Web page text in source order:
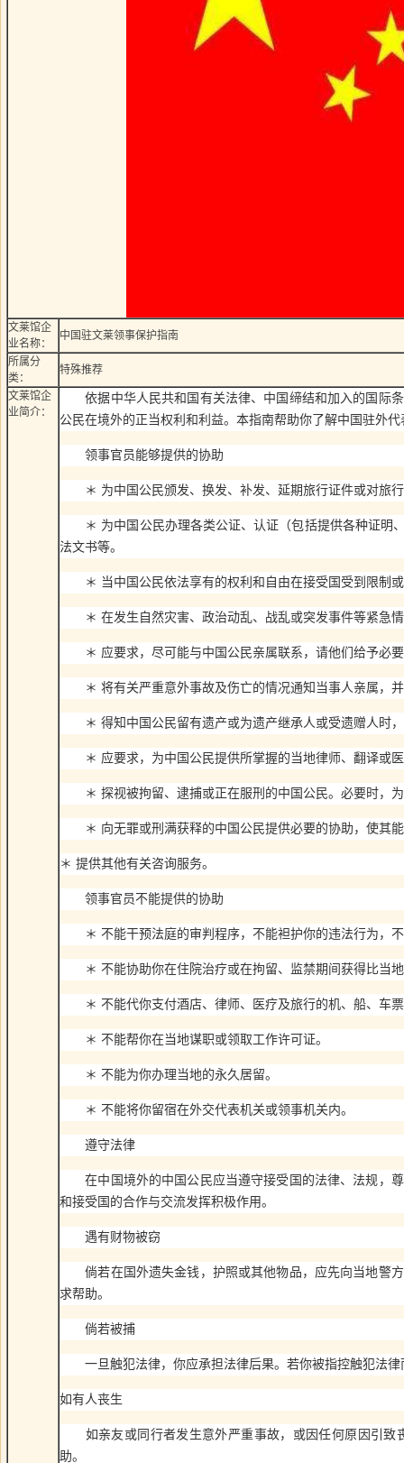
文莱馆企
业名称：
中国驻文莱领事保护指南
所属分
类：
特殊推荐
文莱馆企
业简介：
依据中华人民共和国有关法律、中国缔结和加入的国际条
公民在境外的正当权利和利益。本指南帮助你了解中国驻外
领事官员能够提供的协助
＊ 为中国公民颁发、换发、补发、延期旅行证件或对旅行
＊ 为中国公民办理各类公证、认证（包括提供各种证明
法文书等。
＊ 当中国公民依法享有的权利和自由在接受国受到限制
＊ 在发生自然灾害、政治动乱、战乱或突发事件等紧急
＊ 应要求，尽可能与中国公民亲属联系，请他们给予必
＊ 将有关严重意外事故及伤亡的情况通知当事人亲属，并
＊ 得知中国公民留有遗产或为遗产继承人或受遗赠人时
＊ 应要求，为中国公民提供所掌握的当地律师、翻译或医
＊ 探视被拘留、逮捕或正在服刑的中国公民。必要时，
＊ 向无罪或刑满获释的中国公民提供必要的协助，使其
＊ 提供其他有关咨询服务。
领事官员不能提供的协助
＊ 不能干预法庭的审判程序，不能袒护你的违法行为，不
＊ 不能协助你在住院治疗或在拘留、监禁期间获得比当
＊ 不能代你支付酒店、律师、医疗及旅行的机、船、车票
＊ 不能帮你在当地谋职或领取工作许可证。
＊ 不能为你办理当地的永久居留。
＊ 不能将你留宿在外交代表机关或领事机关内。
遵守法律
在中国境外的中国公民应当遵守接受国的法律、法规，尊
和接受国的合作与交流发挥积极作用。
遇有财物被窃
倘若在国外遗失金钱，护照或其他物品，应先向当地警方
求帮助。
倘若被捕
一旦触犯法律，你应承担法律后果。若你被指控触犯法律
如有人丧生
如亲友或同行者发生意外严重事故，或因任何原因引致
助。